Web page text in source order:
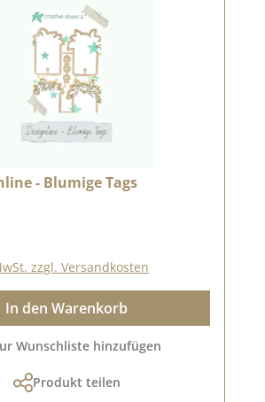
- Blumige Tags
zzgl. Versandkosten
In den Warenkorb
Wunschliste hinzufügen
Produkt teilen